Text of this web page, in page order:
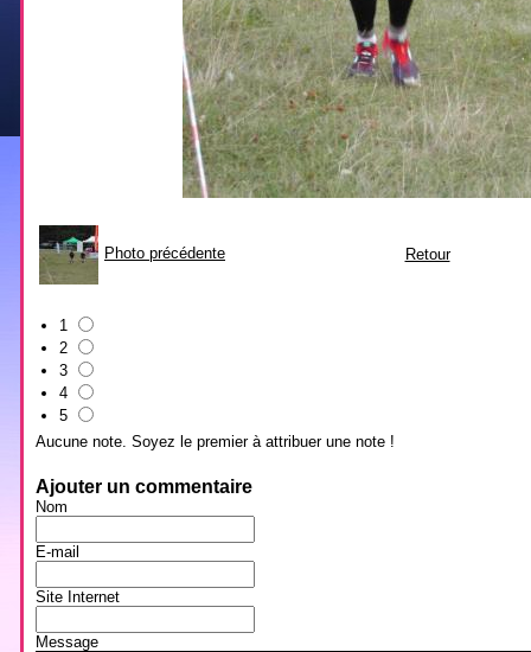
Photo précédente Retour
1
2
3
4
5
Aucune note. Soyez le premier à attribuer une note !
Ajouter un commentaire
Nom
E-mail
Site Internet
Message